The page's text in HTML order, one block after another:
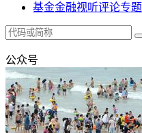
基金金融视听评论专题
公众号